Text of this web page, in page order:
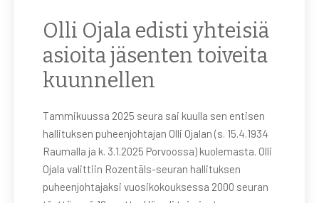
Olli Ojala edisti yhteisiä
asioita jäsenten toiveita
kuunnellen
Tammikuussa 2025 seura sai kuulla sen entisen
hallituksen puheenjohtajan Olli Ojalan (s. 15.4.1934
Raumalla ja k. 3.1.2025 Porvoossa) kuolemasta. Olli
Ojala valittiin Rozentāls-seuran hallituksen
puheenjohtajaksi vuosikokouksessa 2000 seuran